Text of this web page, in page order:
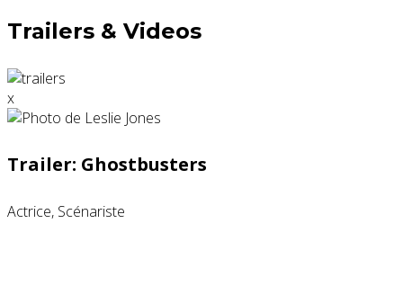
Trailers & Videos
x
Trailer: Ghostbusters
Actrice, Scénariste